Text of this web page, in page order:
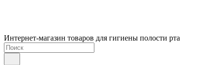
Интернет-магазин товаров для гигиены полости рта